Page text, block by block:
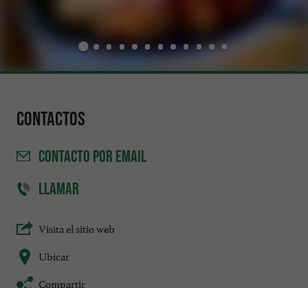
Contactos
CONTACTO POR EMAIL
LLAMAR
Visita el sitio web
Ubicar
Compartir